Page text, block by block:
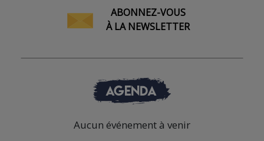
ABONNEZ-VOUS
À LA NEWSLETTER
AGENDA
Aucun événement à venir